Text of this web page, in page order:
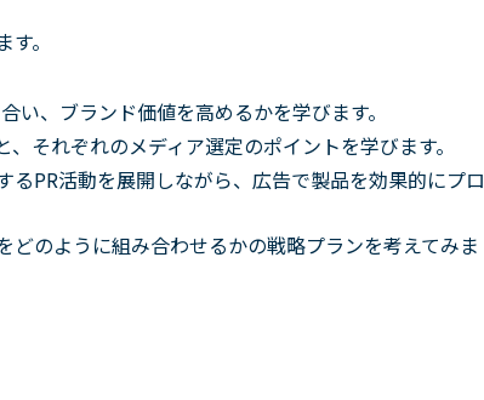
。
い、ブランド価値を高めるかを学びます。
それぞれのメディア選定のポイントを学びます。
PR活動を展開しながら、広告で製品を効果的にプロ
どのように組み合わせるかの戦略プランを考えてみま